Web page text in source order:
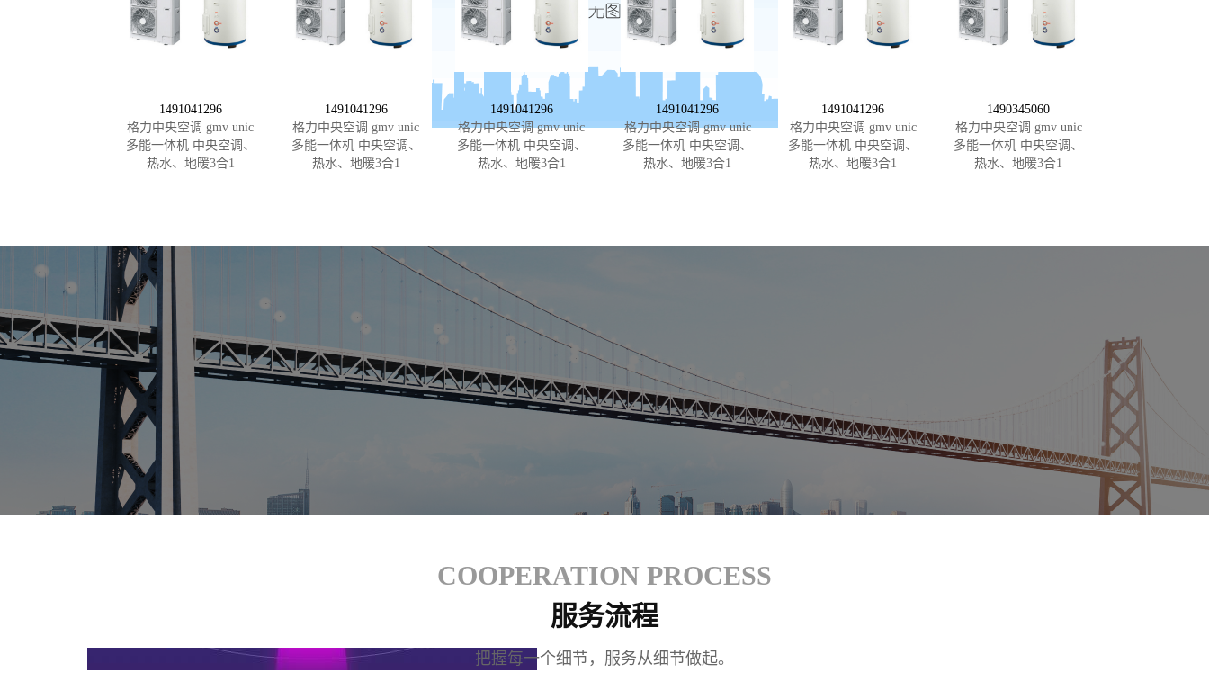
1491041296
格力中央空调 gmv unic
多能一体机 中央空调、
热水、地暖3合1
1491041296
格力中央空调 gmv unic
多能一体机 中央空调、
热水、地暖3合1
1491041296
格力中央空调 gmv unic
多能一体机 中央空调、
热水、地暖3合1
1491041296
格力中央空调 gmv unic
多能一体机 中央空调、
热水、地暖3合1
1491041296
格力中央空调 gmv unic
多能一体机 中央空调、
热水、地暖3合1
1490345060
格力中央空调 gmv unic
多能一体机 中央空调、
热水、地暖3合1
COOPERATION PROCESS
服务流程
把握每一个细节，服务从细节做起。